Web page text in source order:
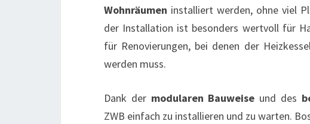
Wohnräumen installiert werden, ohne viel
der Installation ist besonders wertvoll für
für Renovierungen, bei denen der
werden muss.
Dank der modularen Bauweise und des
ZWB einfach zu installieren und zu warten.